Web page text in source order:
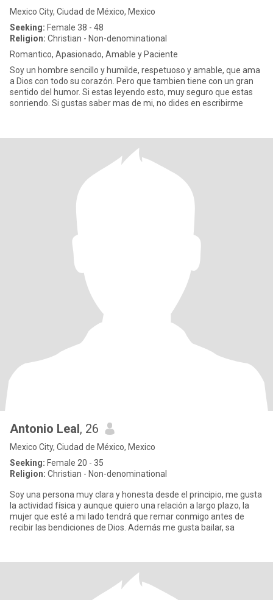
Mexico City, Ciudad de México, Mexico
Seeking: Female 38 - 48
Religion: Christian - Non-denominational
Romantico, Apasionado, Amable y Paciente
Soy un hombre sencillo y humilde, respetuoso y amable, que ama
a Dios con todo su corazón. Pero que tambien tiene con un gran
sentido del humor. Si estas leyendo esto, muy seguro que estas
sonriendo. Si gustas saber mas de mi, no dides en escribirme
Antonio Leal, 26
Mexico City, Ciudad de México, Mexico
Seeking: Female 20 - 35
Religion: Christian - Non-denominational
Soy una persona muy clara y honesta desde el principio, me gusta
la actividad física y aunque quiero una relación a largo plazo, la
mujer que esté a mi lado tendrá que remar conmigo antes de
recibir las bendiciones de Dios. Además me gusta bailar, sa